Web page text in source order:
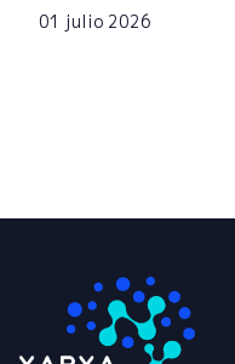
01 julio 2026